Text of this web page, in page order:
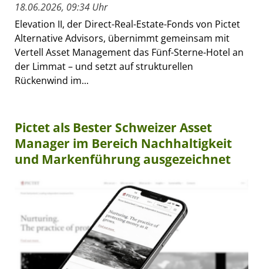
18.06.2026, 09:34 Uhr
Elevation II, der Direct-Real-Estate-Fonds von Pictet
Alternative Advisors, übernimmt gemeinsam mit
Vertell Asset Management das Fünf-Sterne-Hotel an
der Limmat – und setzt auf strukturellen
Rückenwind im...
Pictet als Bester Schweizer Asset
Manager im Bereich Nachhaltigkeit
und Markenführung ausgezeichnet